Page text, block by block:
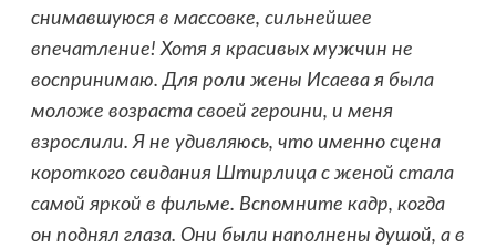
снимавшуюся в массовке, сильнейшее
впечатление! Хотя я красивых мужчин не
воспринимаю. Для роли жены Исаева я была
моложе возраста своей героини, и меня
взрослили. Я не удивляюсь, что именно сцена
короткого свидания Штирлица с женой стала
самой яркой в фильме. Вспомните кадр, когда
он поднял глаза. Они были наполнены душой, а в